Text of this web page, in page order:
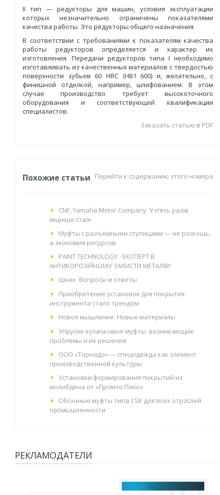
II тип — редукторы для машин, условия эксплуатации
которых незначительно ограничены показателями
качества работы. Это редукторы общего назначения.
В соответствии с требованиями к показателям качества
работы редукторов определяется и характер их
изготовления. Передачи редукторов типа I необходимо
изготавливать из качественных материалов с твердостью
поверхности зубьев 60 HRC (НВ1 600) и, желательно, с
финишной отделкой, например, шлифованием. В этом
случае производство требует высокоточного
оборудования и соответствующей квалификации
специалистов.
Заказать статью в PDF
Похожие статьи Перейти к содержанию этого номера
CNF, Yamaha Motor Company. У п’ять разів
міцніше сталі
Муфты с разъёмными ступицами — не роскошь,
а экономия ресурсов
PAINT TECHNOLOGY - ЕКСПЕРТ В
АНТИКОРОЗІЙНОМУ ЗАХИСТИ МЕТАЛІВ!
Шнек. Вопросы и ответы
Приобретение установок для покрытия
инструмента стало трендом
Новое мышление. Новые материалы
Упругие кулачковые муфты: возникающие
проблемы и их решения
ООО «Торнадо» — спецодежда как элемент
производственной культуры
Установки формирования покрытий из
молибдена от «Промто Плюс»
Обгонные муфты типа CSK для всех отраслей
промышленности
РЕКЛАМОДАТЕЛИ